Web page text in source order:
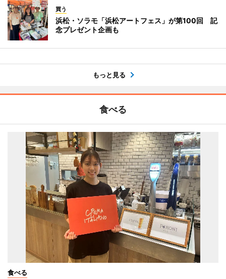
買う
浜松・ソラモ「浜松アートフェス」が第100回 記
念プレゼント企画も
もっと見る
食べる
食べる